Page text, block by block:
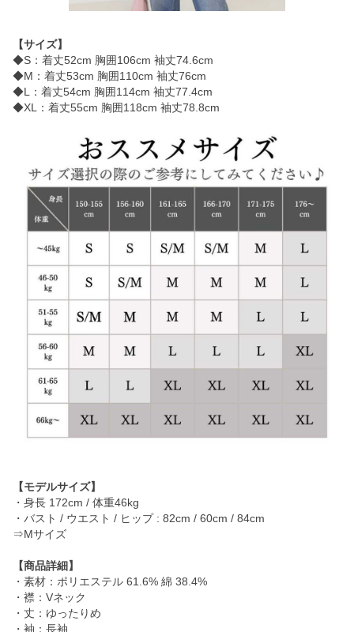
【サイズ】
◆S：着丈52cm 胸囲106cm 袖丈74.6cm
◆M：着丈53cm 胸囲110cm 袖丈76cm
◆L：着丈54cm 胸囲114cm 袖丈77.4cm
【モデルサイズ】
・身長 172cm / 体重46kg
・バスト / ウエスト / ヒップ : 82cm / 60cm / 84cm
⇒Mサイズ
【商品詳細】
・素材：ポリエステル 61.6% 綿 38.4%
・襟：Vネック
・丈：ゆったりめ
・袖：長袖